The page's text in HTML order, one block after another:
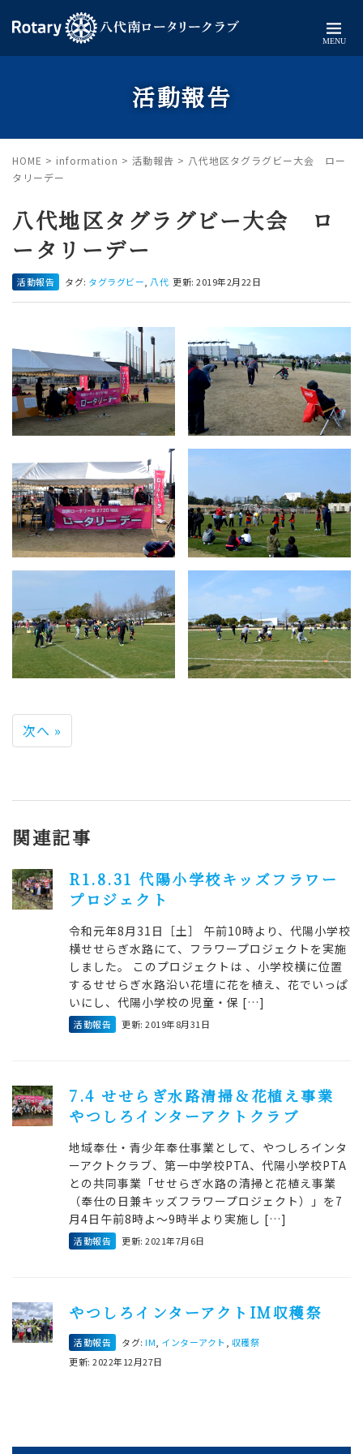
MENU
活動報告
HOME > information > 活動報告 > 八代地区タグラグビー大会 ロー
タリーデー
八代地区タグラグビー大会 ロ
ータリーデー
活動報告 タグ: タグラグビー 八代 更新: 2019年2月22日
次へ »
関連記事
R1.8.31 代陽小学校キッズフラワー
プロジェクト
令和元年8月31日［土］ 午前10時より、代陽小学校
横せせらぎ水路にて、フラワープロジェクトを実施
しました。 このプロジェクトは 、小学校横に位置
するせせらぎ水路沿い花壇に花を植え、花でいっぱ
いにし、代陽小学校の児童・保 […]
活動報告 更新: 2019年8月31日
7.4 せせらぎ水路清掃＆花植え事業
やつしろインターアクトクラブ
地域奉仕・青少年奉仕事業として、やつしろインタ
ーアクトクラブ、第一中学校PTA、代陽小学校PTA
との共同事業「せせらぎ水路の清掃と花植え事業
（奉仕の日兼キッズフラワープロジェクト）」を7
月4日午前8時よ～9時半より実施し […]
活動報告 更新: 2021年7月6日
やつしろインターアクトIM収穫祭
活動報告 タグ: IM, インターアクト, 収穫祭
更新: 2022年12月27日